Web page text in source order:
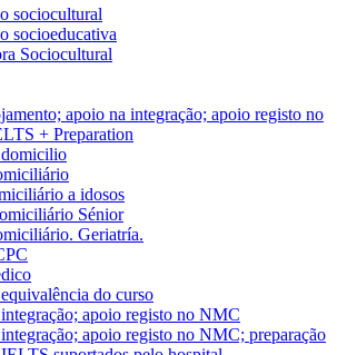
sociocultural
socioeducativa
Sociocultural
apoio na integração; apoio registo no
+ Preparation
a idosos
Sénior
Geriatría.
do curso
apoio registo no NMC
apoio registo no NMC; preparação